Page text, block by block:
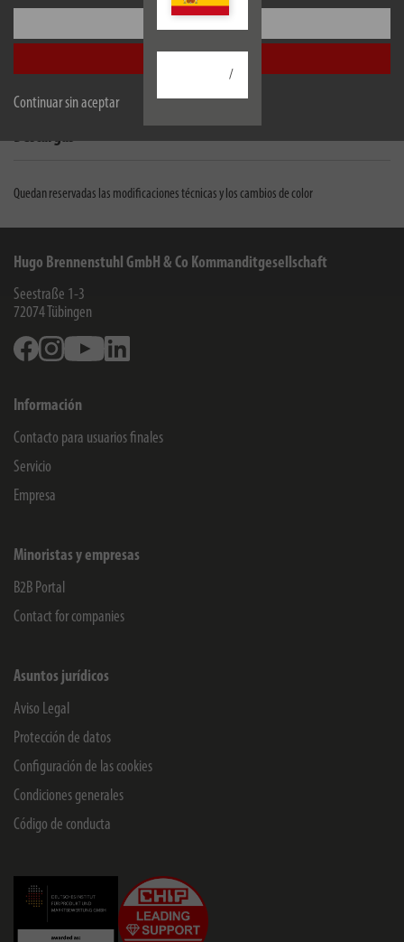
Continuar sin aceptar
/
placas de plástico cierran los contactos del enchufe
Descargas
Quedan reservadas las modificaciones técnicas y los cambios de color
Hugo Brennenstuhl GmbH & Co Kommanditgesellschaft
Seestraße 1-3
72074 Tübingen
FacebookInstagramYoutube
Información
Contacto para usuarios finales
Servicio
Empresa
Minoristas y empresas
B2B Portal
Contact for companies
Asuntos jurídicos
Aviso Legal
Protección de datos
Configuración de las cookies
Condiciones generales
Código de conducta